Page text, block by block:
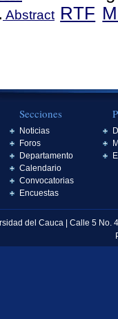
Abstract RTF
Secciones
Noticias
Foros
Departamento
Calendario
Convocatorias
Encuestas
del Cauca | Calle 5 No.